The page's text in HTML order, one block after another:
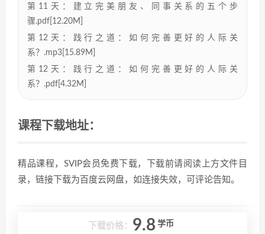
第11天：建立完美朋友、同事关系的五个步
骤.pdf[12.20M]
第12天：践行之道：如何完善更好的人际关
系？.mp3[15.89M]
第12天：践行之道：如何完善更好的人际关
系？.pdf[4.32M]
课程下载地址：
精品课程，SVIP会员免费下载，下载前请阅读上方文件目
录，链接下载为百度云网盘，如连接失效，可评论告知。
下载价格： 9.8 学币